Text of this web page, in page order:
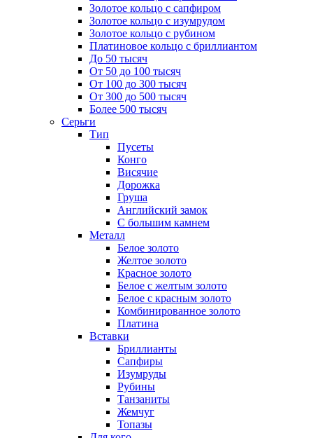
Золотое кольцо с сапфиром
Золотое кольцо с изумрудом
Золотое кольцо с рубином
Платиновое кольцо с бриллиантом
До 50 тысяч
От 50 до 100 тысяч
От 100 до 300 тысяч
От 300 до 500 тысяч
Более 500 тысяч
Серьги
Тип
Пусеты
Конго
Висячие
Дорожка
Груша
Английский замок
С большим камнем
Металл
Белое золото
Желтое золото
Красное золото
Белое с желтым золото
Белое с красным золото
Комбинированное золото
Платина
Вставки
Бриллианты
Сапфиры
Изумруды
Рубины
Танзаниты
Жемчуг
Топазы